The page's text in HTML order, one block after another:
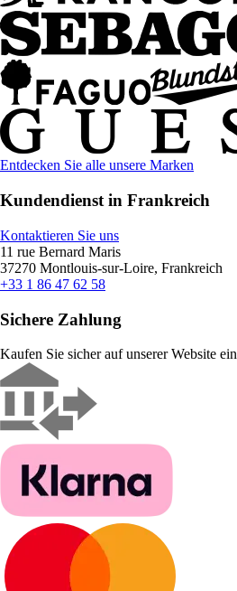
Entdecken Sie alle unsere Marken
Kundendienst in Frankreich
Kontaktieren Sie uns
11 rue Bernard Maris
37270 Montlouis-sur-Loire, Frankreich
+33 1 86 47 62 58
Sichere Zahlung
Kaufen Sie sicher auf unserer Website ein